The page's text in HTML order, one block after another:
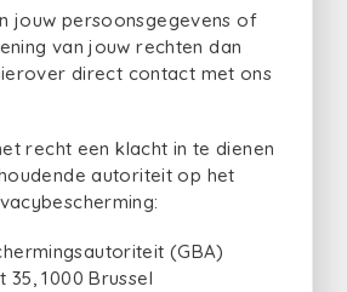
jouw persoonsgegevens of
van jouw rechten dan
direct contact met ons
recht een klacht in te dienen
autoriteit op het
(GBA)
1000 Brussel